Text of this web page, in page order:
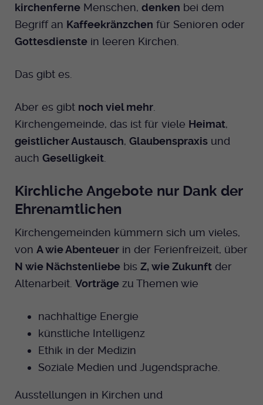
kirchenferne Menschen, denken bei dem
Begriff an Kaffeekränzchen für Senioren oder
Gottesdienste in leeren Kirchen.
Das gibt es.
Aber es gibt noch viel mehr
Kirchengemeinde, das ist für viele Heimat,
geistlicher Austausch, Glaubenspraxis und
auch Geselligkeit
Kirchliche Angebote nur Dank der
Ehrenamtlichen
Kirchengemeinden kümmern sich um vieles,
von A wie Abenteuer in der Ferienfreizeit, über
N wie Nächstenliebe bis Z, wie Zukunft der
Altenarbeit. Vorträge zu Themen wie
nachhaltige Energie
künstliche Intelligenz
Ethik in der Medizin
Soziale Medien und Jugendsprache.
Ausstellungen in Kirchen und
Zweck
Dieser Cookie wird genutzt um
festzustellen ob ein Benutzer im TYPO3
bearbeiten darf.
Anbieter EKHN
Laufzeit Ende der Sitzung
Zweck
Dieser Cookie wird genutzt um
Frontend eingelogged ist und die Seite
bearbeiten darf.
Name PHPSESSID
Anbieter EKHN
Zweck
PHP Daten Identifikator, der gesetzt wird
wenn die PHP session() Methode benutzt
wird.
Name
Name _pk_id.424
Laufzeit
Zweck Einzigartige Besucher ID.
Name _pk_ses.424
Laufzeit 30 Minuten
Zweck
Informationen über den Besuch.
Laufzeit 1 Jahr
Speicherung der Cookie Constent
Einstellungen
Cookie-Informationen anzeigen
Reichweiten Analyse
Anbieter Facebook Ireland Limited
Laufzeit
Youtube
Facebook
Instagram
Twitter
Spotify
TikTok